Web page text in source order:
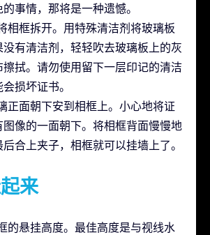
事情，那将是一种遗憾。
相框拆开。用特殊清洁剂将玻璃板
有清洁剂，轻轻吹去玻璃板上的灰
擦拭。请勿使用留下一层印记的清洁
损坏证书。
正面朝下安到相框上。小心地将证
图像的一面朝下。将相框背面慢慢地
合上夹子，相框就可以挂墙上了。
来
的悬挂高度。最佳高度是与视线水